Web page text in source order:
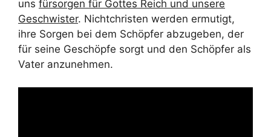
uns fürsorgen für Gottes Reich und unsere
Geschwister. Nichtchristen werden ermutigt,
ihre Sorgen bei dem Schöpfer abzugeben, der
für seine Geschöpfe sorgt und den Schöpfer als
Vater anzunehmen.